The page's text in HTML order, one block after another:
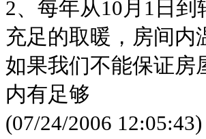
2、每年从10月1日
充足的取暖，房间内
如果我们不能保证房
内有足够
(07/24/2006 12:05:43)